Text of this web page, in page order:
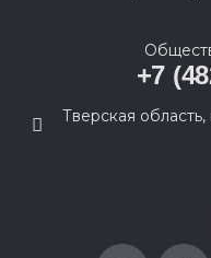
+7
Тверская